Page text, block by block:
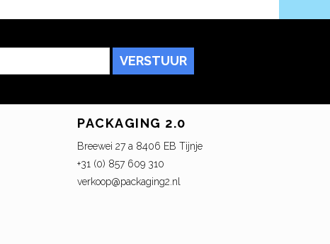
VERSTUUR
PACKAGING 2.0
Breewei 27 a 8406 EB Tijnje
+31 (0) 857 609 310
verkoop@packaging2.nl